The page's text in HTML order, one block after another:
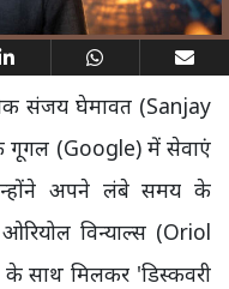
संजय घेमावत (Sanjay
गूगल (Google) में सेवाएं
अपने लंबे समय के
विन्याल्स (Oriol
साथ मिलकर 'डिस्कवरी